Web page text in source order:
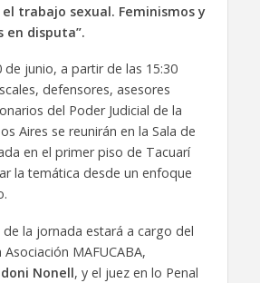
trabajo sexual. Feminismos y
en disputa”.
de junio, a partir de las 15:30
defensores, asesores
del Poder Judicial de la
Aires se reunirán en la Sala de
en el primer piso de Tacuarí
la temática desde un enfoque
de la jornada estará a cargo del
MAFUCABA,
Nonell, y el juez en lo Penal